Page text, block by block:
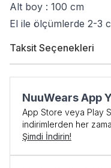
Alt boy : 100 cm
El ile ölçümlerde 2-3
Taksit Seçenekleri
NuuWears App
App Store veya Play
indirimlerden her
Şimdi İndirin!